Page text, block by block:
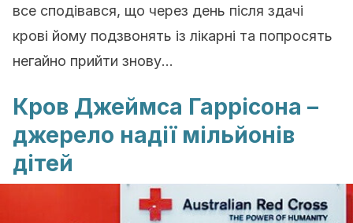
все сподівався, що через день після здачі
крові йому подзвонять із лікарні та попросять
негайно прийти знову…
Кров Джеймса Гаррісона –
джерело надії мільйонів
дітей